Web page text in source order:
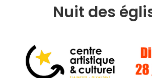
Nuit des